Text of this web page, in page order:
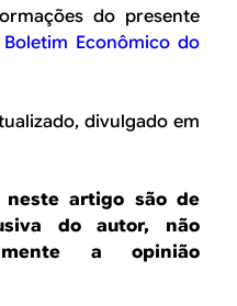
do presente
Boletim Econômico do
divulgado em
neste artigo são de
do autor, não
a opinião